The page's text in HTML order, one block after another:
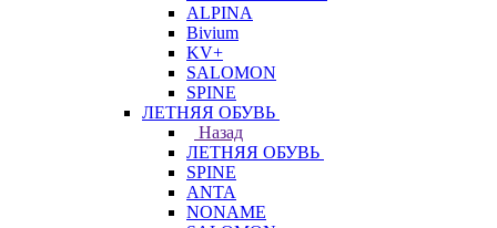
ALPINA
Bivium
KV+
SALOMON
SPINE
ЛЕТНЯЯ ОБУВЬ
Назад
ЛЕТНЯЯ ОБУВЬ
SPINE
ANTA
NONAME